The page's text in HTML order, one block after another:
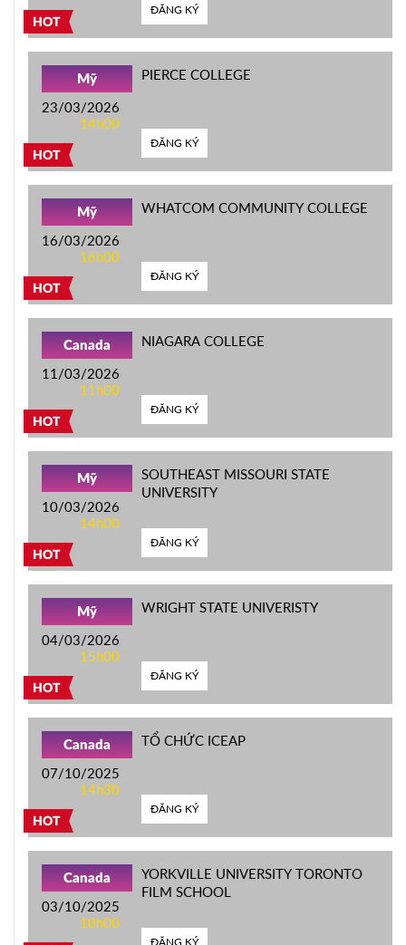
HOT
ĐĂNG KÝ
HOT
Mỹ
23/03/2026
14h00
PIERCE COLLEGE
ĐĂNG KÝ
HOT
Mỹ
16/03/2026
16h00
WHATCOM COMMUNITY COLLEGE
ĐĂNG KÝ
HOT
Canada
11/03/2026
11h00
NIAGARA COLLEGE
ĐĂNG KÝ
HOT
Mỹ
10/03/2026
14h00
SOUTHEAST MISSOURI STATE
UNIVERSITY
ĐĂNG KÝ
HOT
Mỹ
04/03/2026
15h00
WRIGHT STATE UNIVERISTY
ĐĂNG KÝ
HOT
Canada
07/10/2025
14h30
TỔ CHỨC ICEAP
ĐĂNG KÝ
Canada
03/10/2025
10h00
YORKVILLE UNIVERSITY TORONTO
FILM SCHOOL
ĐĂNG KÝ